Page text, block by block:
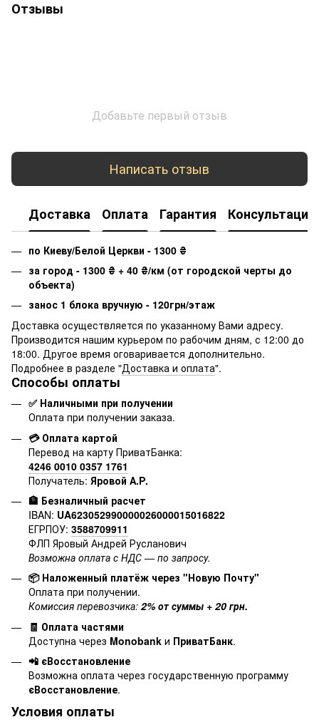
Отзывы
Добавьте первый отзыв
Написать отзыв
Доставка Оплата Гарантия Консультация
по Киеву/Белой Церкви - 1300 ₴
за город - 1300 ₴ + 40 ₴/км (от городской черты до
объекта)
занос 1 блока вручную - 120грн/этаж
Доставка осуществляется по указанному Вами адресу.
Производится нашим курьером по рабочим дням, с 12:00 до
18:00. Другое время оговаривается дополнительно.
Подробнее в разделе "Доставка и оплата".
Способы оплаты
✅ Наличными при получении
Оплата при получении заказа.
💳 Оплата картой
Перевод на карту ПриватБанка:
4246 0010 0357 1761
Получатель: Яровой А.Р.
🏦 Безналичный расчет
IBAN: UA623052990000026000015016822
ЕГРПОУ: 3588709911
ФЛП Яровый Андрей Русланович
Возможна оплата с НДС — по запросу.
📦 Наложенный платёж через "Новую Почту"
Оплата при получении.
Комиссия перевозчика: 2% от суммы + 20 грн.
🧾 Оплата частями
Доступна через Monobank и ПриватБанк.
📲 єВосстановление
Возможна оплата через государственную программу
єВосстановление.
Условия оплаты